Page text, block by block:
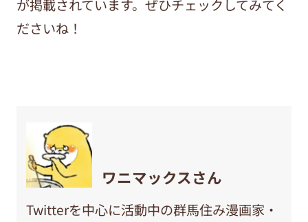
が掲載されています。ぜひチェックしてみてく
ださいね！
ワニマックスさん
Twitterを中心に活動中の群馬住み漫画家・